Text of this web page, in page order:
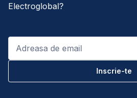
Electroglobal?
Email